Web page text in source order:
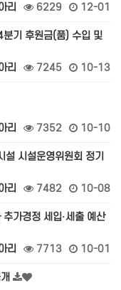
리 6229 12-01
기 후원금(품) 수입 및
리
7245 10-13
리 7352 10-10
시설운영위원회 정기
리
7482 10-08
가경정 세입·세출 예산
리
7713 10-01